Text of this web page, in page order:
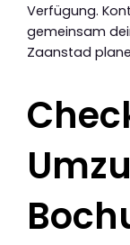
Verfügung.
gemeinsam
Zaanstad